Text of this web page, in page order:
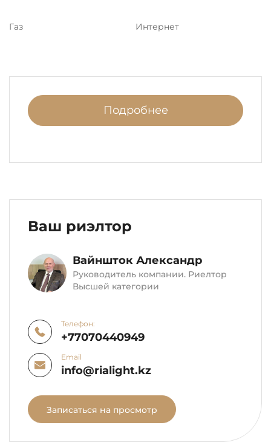
Газ Интернет
Подробнее
Ваш риэлтор
Вайншток Александр
Руководитель компании. Риелтор
Высшей категории
Телефон:
+77070440949
Email
info@rialight.kz
Записаться на просмотр